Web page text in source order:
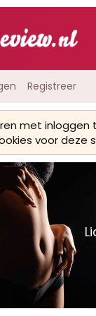
Registreer
met inloggen
voor deze